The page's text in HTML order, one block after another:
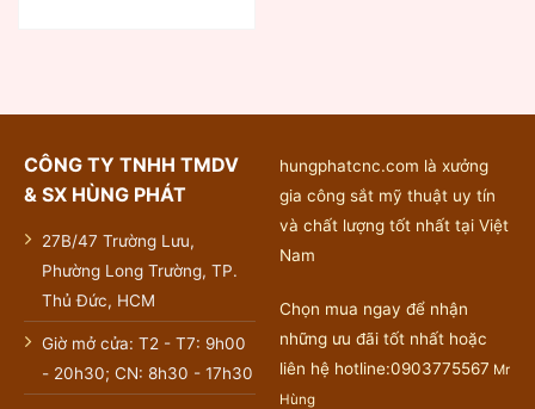
CÔNG TY TNHH TMDV
& SX HÙNG PHÁT
27B/47 Trường Lưu,
Phường Long Trường, TP.
Thủ Đức, HCM
Giờ mở cửa: T2 - T7: 9h00
- 20h30; CN: 8h30 - 17h30
hungphatcnc.com là xưởng
gia công sắt mỹ thuật uy tín
và chất lượng tốt nhất tại Việt
Nam
Chọn mua ngay để nhận
những ưu đãi tốt nhất hoặc
liên hệ hotline:0903775567 Mr
Hùng